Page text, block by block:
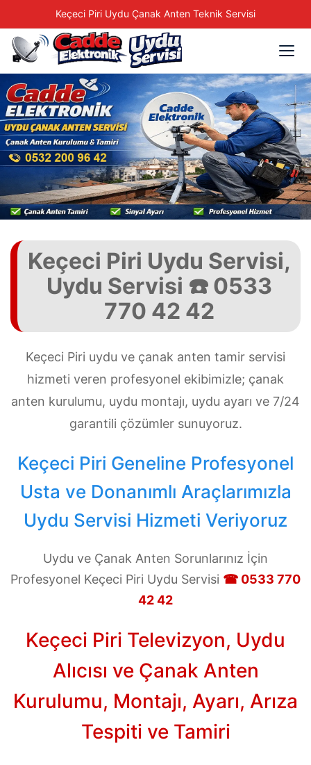
Keçeci Piri Uydu Çanak Anten Teknik Servisi
Keçeci Piri Uydu Servisi,
Uydu Servisi ☎️ 0533
770 42 42
Keçeci Piri uydu ve çanak anten tamir servisi
hizmeti veren profesyonel ekibimizle; çanak
anten kurulumu, uydu montajı, uydu ayarı ve 7/24
garantili çözümler sunuyoruz.
Keçeci Piri Geneline Profesyonel
Usta ve Donanımlı Araçlarımızla
Uydu Servisi Hizmeti Veriyoruz
Uydu ve Çanak Anten Sorunlarınız İçin
Profesyonel Keçeci Piri Uydu Servisi ☎ 0533 770
42 42
Keçeci Piri Televizyon, Uydu
Alıcısı ve Çanak Anten
Kurulumu, Montajı, Ayarı, Arıza
Tespiti ve Tamiri